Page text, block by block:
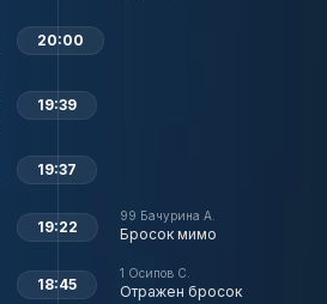
20:00
19:39
19:37
99 Бачурина А.
Бросок мимо
19:22
1 Осипов С.
Отражен бросок
18:45